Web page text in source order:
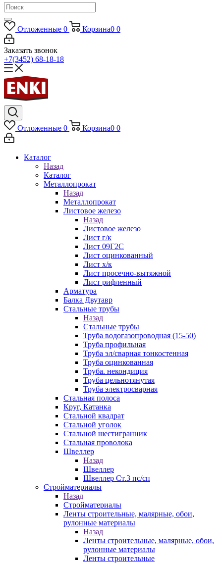
Отложенные 0 Корзина0 0
Заказать звонок
+7(3452) 68-18-18
Отложенные 0 Корзина0 0
Каталог
Назад
Каталог
Металлопрокат
Назад
Металлопрокат
Листовое железо
Назад
Листовое железо
Лист г/к
Лист 09Г2С
Лист оцинкованный
Лист х/к
Лист просечно-вытяжной
Лист рифленный
Арматура
Балка Двутавр
Стальные трубы
Назад
Стальные трубы
Труба водогазопроводная (15-50)
Труба профильная
Труба эл/сварная тонкостенная
Труба оцинкованная
Труба. некондиция
Труба цельнотянутая
Труба электросварная
Стальная полоса
Круг, Катанка
Стальной квадрат
Стальной уголок
Стальной шестигранник
Стальная проволока
Швеллер
Назад
Швеллер
Швеллер Ст.3 пс/сп
Стройматериалы
Назад
Стройматериалы
Ленты строительные, малярные, обои,
рулонные материалы
Назад
Ленты строительные, малярные, обои,
рулонные материалы
Ленты строительные